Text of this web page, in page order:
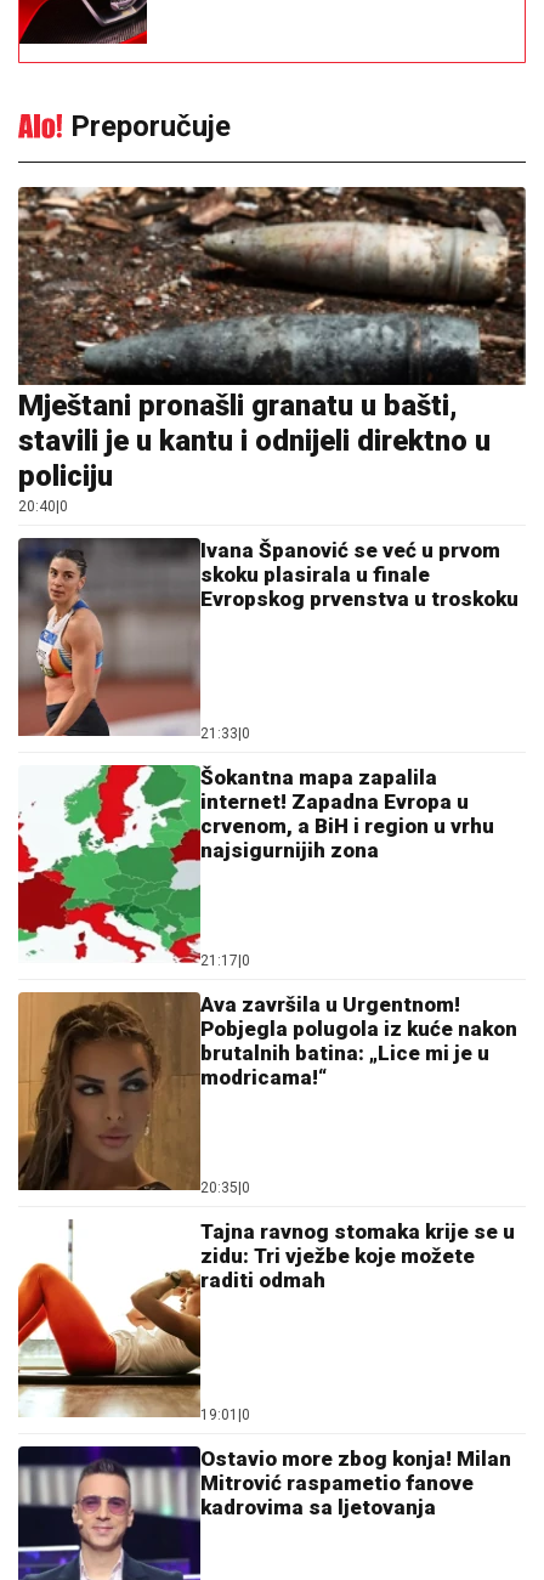
Preporučuje
Mještani pronašli granatu u bašti,
stavili je u kantu i odnijeli direktno u
policiju
20:40 0
Ivana Španović se već u prvom
skoku plasirala u finale
Evropskog prvenstva u troskoku
21:33 0
Šokantna mapa zapalila
internet! Zapadna Evropa u
crvenom, a BiH i region u vrhu
najsigurnijih zona
21:17 0
Ava završila u Urgentnom!
Pobjegla polugola iz kuće nakon
brutalnih batina: „Lice mi je u
modricama!“
20:35 0
Tajna ravnog stomaka krije se u
zidu: Tri vježbe koje možete
raditi odmah
19:01 0
Ostavio more zbog konja! Milan
Mitrović raspametio fanove
kadrovima sa ljetovanja